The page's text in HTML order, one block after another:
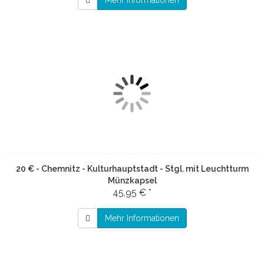
20 € - Chemnitz - Kulturhauptstadt - Stgl. mit Leuchtturm
Münzkapsel
45,95 € *
Mehr Informationen